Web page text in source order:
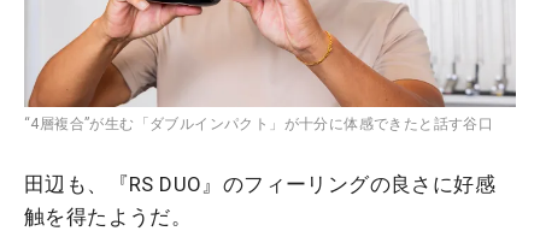
“4層複合”が生む「ダブルインパクト」が十分に体感できたと話す谷口
田辺も、『RS DUO』のフィーリングの良さに好感
触を得たようだ。